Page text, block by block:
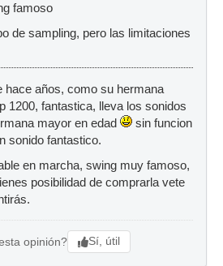
famoso
de sampling, pero las limitaciones
hace años, como su hermana
1200, fantastica, lleva los sonidos
mayor en edad
sin funcion
sonido fantastico.
en marcha, swing muy famoso,
posibilidad de comprarla vete
opinión? Sí, útil